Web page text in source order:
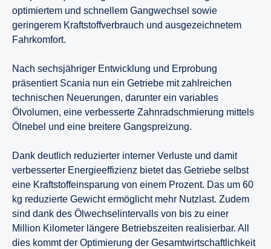
optimiertem und schnellem Gangwechsel sowie
geringerem Kraftstoffverbrauch und ausgezeichnetem
Fahrkomfort.
Nach sechsjähriger Entwicklung und Erprobung
präsentiert Scania nun ein Getriebe mit zahlreichen
technischen Neuerungen, darunter ein variables
Ölvolumen, eine verbesserte Zahnradschmierung mittels
Ölnebel und eine breitere Gangspreizung.
Dank deutlich reduzierter interner Verluste und damit
verbesserter Energieeffizienz bietet das Getriebe selbst
eine Kraftstoffeinsparung von einem Prozent. Das um 60
kg reduzierte Gewicht ermöglicht mehr Nutzlast. Zudem
sind dank des Ölwechselintervalls von bis zu einer
Million Kilometer längere Betriebszeiten realisierbar. All
dies kommt der Optimierung der Gesamtwirtschaftlichkeit